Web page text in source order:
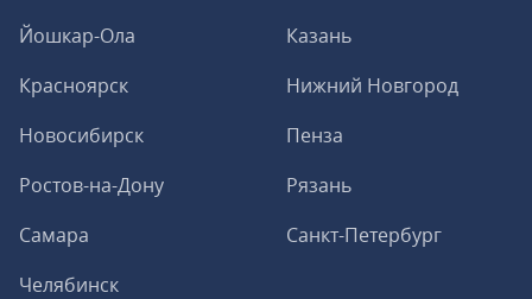
Йошкар-Ола
Казань
Красноярск
Нижний Новгород
Новосибирск
Пенза
Ростов-на-Дону
Рязань
Самара
Санкт-Петербург
Челябинск